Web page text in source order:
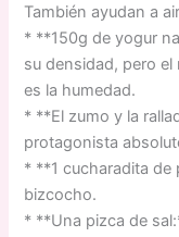
También ayudan a
* **150g de yogur
su densidad, pero
es la humedad.
* **El zumo y la
protagonista
* **1 cucharadita de
bizcocho.
* **Una pizca de